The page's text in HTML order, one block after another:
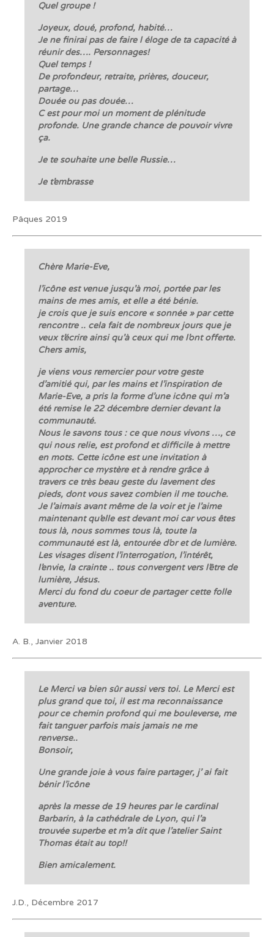
Quel groupe !
Joyeux, doué, profond, habité…
Je ne finirai pas de faire l éloge de ta capacité à
réunir des…. Personnages!
Quel temps !
De profondeur, retraite, prières, douceur,
partage…
Douée ou pas douée…
C est pour moi un moment de plénitude
profonde. Une grande chance de pouvoir vivre
ça.
Je te souhaite une belle Russie…
Je t’embrasse
Pâques 2019
Chère Marie-Eve,
l’icône est venue jusqu’à moi, portée par les
mains de mes amis, et elle a été bénie.
je crois que je suis encore « sonnée » par cette
rencontre .. cela fait de nombreux jours que je
veux t’écrire ainsi qu’à ceux qui me l’ont offerte.
Chers amis,
je viens vous remercier pour votre geste
d’amitié qui, par les mains et l’inspiration de
Marie-Eve, a pris la forme d’une icône qui m’a
été remise le 22 décembre dernier devant la
communauté.
Nous le savons tous : ce que nous vivons …, ce
qui nous relie, est profond et difficile à mettre
en mots. Cette icône est une invitation à
approcher ce mystère et à rendre grâce à
travers ce très beau geste du lavement des
pieds, dont vous savez combien il me touche.
Je l’aimais avant même de la voir et je l’aime
maintenant qu’elle est devant moi car vous êtes
tous là, nous sommes tous là, toute la
communauté est là, entourée d’or et de lumière.
Les visages disent l’interrogation, l’intérêt,
l’envie, la crainte .. tous convergent vers l’être de
lumière, Jésus.
Merci du fond du coeur de partager cette folle
aventure.
A. B., Janvier 2018
Le Merci va bien sûr aussi vers toi. Le Merci est
plus grand que toi, il est ma reconnaissance
pour ce chemin profond qui me bouleverse, me
fait tanguer parfois mais jamais ne me
renverse..
Bonsoir,
Une grande joie à vous faire partager, j’ ai fait
bénir l’icône
après la messe de 19 heures par le cardinal
Barbarin, à la cathédrale de Lyon, qui l’a
trouvée superbe et m’a dit que l’atelier Saint
Thomas était au top!!
Bien amicalement.
J.D., Décembre 2017